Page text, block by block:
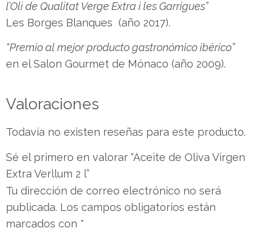
l’Oli de Qualitat Verge Extra i les Garrigues”
Les Borges Blanques (año 2017).
“Premio al mejor producto gastronómico ibérico”
en el Salon Gourmet de Mónaco (año 2009).
Valoraciones
Todavía no existen reseñas para este producto.
Sé el primero en valorar “Aceite de Oliva Virgen
Extra Verllum 2 l”
Tu dirección de correo electrónico no será
publicada. Los campos obligatorios están
marcados con *